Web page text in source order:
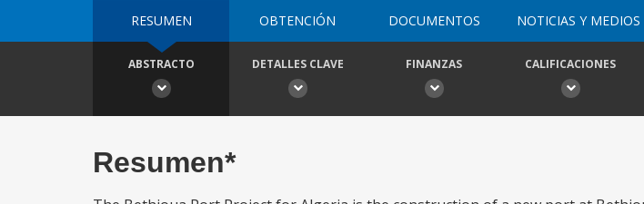
RESUMEN OBTENCIÓN DOCUMENTOS NOTICIAS Y MEDIOS
ABSTRACTO DETALLES CLAVE FINANZAS CALIFICACIONES
Resumen*